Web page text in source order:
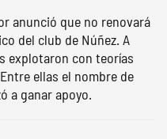
anunció que no renovará
del club de Núñez. A
explotaron con teorías
ellas el nombre de
a ganar apoyo.